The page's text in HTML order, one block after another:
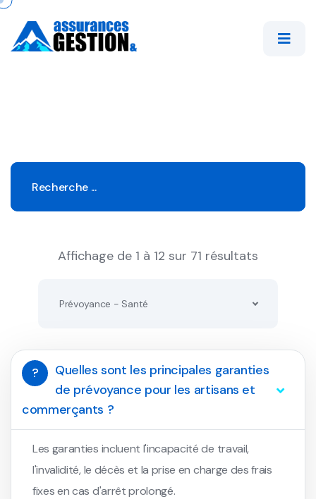
Affichage de 1 à 12 sur 71 résultats
Prévoyance - Santé
?
Quelles sont les principales garanties
de prévoyance pour les artisans et
commerçants ?
Les garanties incluent l'incapacité de travail,
l'invalidité, le décès et la prise en charge des frais
fixes en cas d'arrêt prolongé.